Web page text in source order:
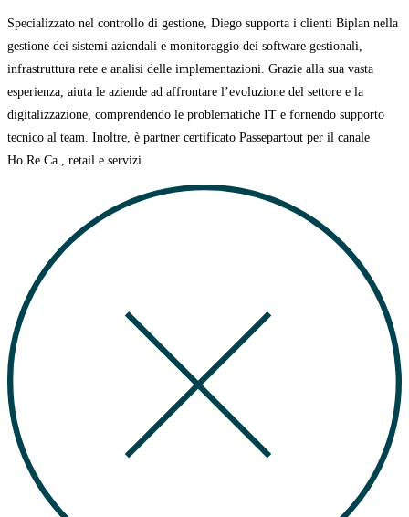
Specializzato nel controllo di gestione, Diego supporta i clienti Biplan nella
gestione dei sistemi aziendali e monitoraggio dei software gestionali,
infrastruttura rete e analisi delle implementazioni. Grazie alla sua vasta
esperienza, aiuta le aziende ad affrontare l’evoluzione del settore e la
digitalizzazione, comprendendo le problematiche IT e fornendo supporto
tecnico al team. Inoltre, è partner certificato Passepartout per il canale
Ho.Re.Ca., retail e servizi.